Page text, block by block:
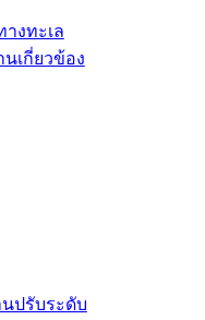
งทะเล
เกี่ยวข้อง
นปรับระดับ